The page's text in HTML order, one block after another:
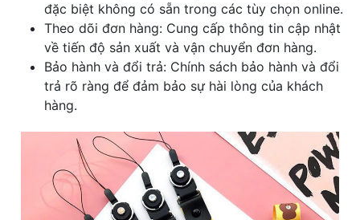
đặc biệt không có sẵn trong các tùy chọn online.
Theo dõi đơn hàng: Cung cấp thông tin cập nhật
về tiến độ sản xuất và vận chuyển đơn hàng.
Bảo hành và đổi trả: Chính sách bảo hành và đổi
trả rõ ràng để đảm bảo sự hài lòng của khách
hàng.